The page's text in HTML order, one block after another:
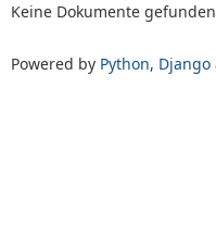
Keine Dokumente
Powered by Python, Django